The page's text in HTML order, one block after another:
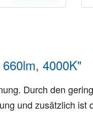
4000K"
Durch den
und zusätzlich ist